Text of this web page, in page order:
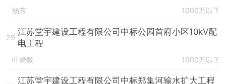
杨芳 1000万以下
29
江苏堂宇建设工程有限公司中标公园首府小区10kV配
电工程
叶晓微 1000万以下
江苏堂宇建设工程有限公司中标郑集河输水扩大工程